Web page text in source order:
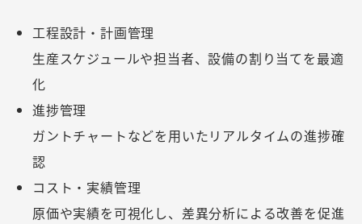
工程設計・計画管理
生産スケジュールや担当者、設備の割り当てを最適
化
進捗管理
ガントチャートなどを用いたリアルタイムの進捗確
認
コスト・実績管理
原価や実績を可視化し、差異分析による改善を促進